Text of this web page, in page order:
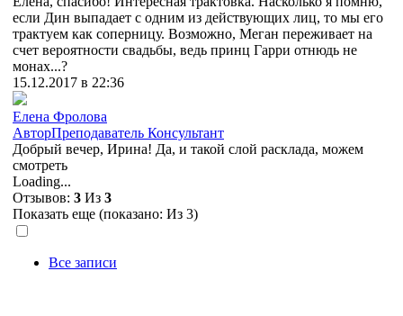
если Дин выпадает с одним из действующих лиц, то мы его
трактуем как соперницу. Возможно, Меган переживает на
счет вероятности свадьбы, ведь принц Гарри отнюдь не
монах...?
15.12.2017 в 22:36
Елена Фролова
АвторПреподаватель Консультант
Добрый вечер, Ирина! Да, и такой слой расклада, можем
смотреть
Loading...
Отзывов: 3 Из 3
Показать еще (показано: Из 3)
Все записи